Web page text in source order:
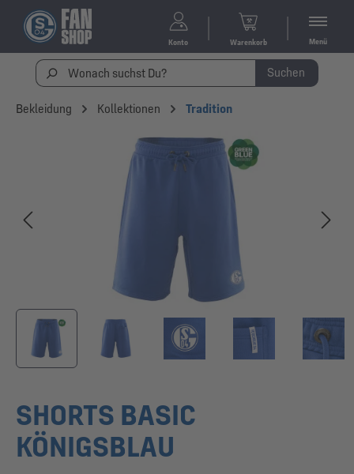
Konto Warenkorb Menü
Suchen
Bekleidung Kollektionen Tradition
Bildergalerie überspringen
SHORTS BASIC
KÖNIGSBLAU